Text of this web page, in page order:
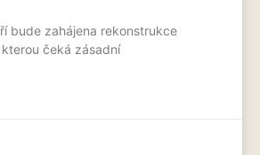
bude zahájena rekonstrukce
čeká zásadní